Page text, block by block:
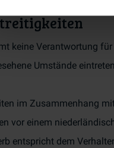
keine Verantwortung
Umstände
im Zusammenhang
vor einem
entspricht dem